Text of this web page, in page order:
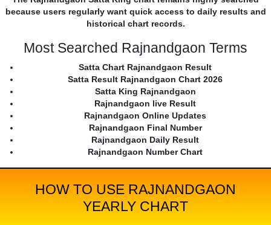
because users regularly want quick access to daily results and
historical chart records.
Most Searched Rajnandgaon Terms
Satta Chart Rajnandgaon Result
Satta Result Rajnandgaon Chart 2026
Satta King Rajnandgaon
Rajnandgaon live Result
Rajnandgaon Online Updates
Rajnandgaon Final Number
Rajnandgaon Daily Result
Rajnandgaon Number Chart
HOW TO USE RAJNANDGAON
YEARLY CHART